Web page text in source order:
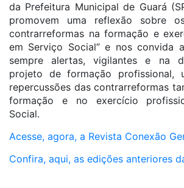
da Prefeitura Municipal de Guará
promovem uma reflexão sobre
contrarreformas na formação e
em Serviço Social” e nos convida
sempre alertas, vigilantes e na
projeto de formação profissional,
repercussões das contrarreformas
formação e no exercício
Social.
Acesse, agora, a Revista Conexão
Confira, aqui, as edições anteriores